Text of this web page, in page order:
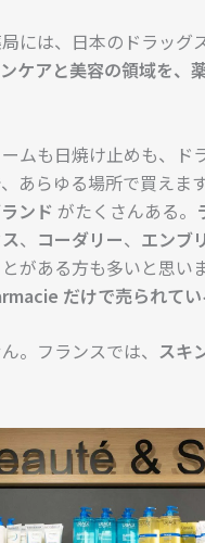
には、日本のドラッグ
ケアと美容の領域を、
ムも日焼け止めも、ド
あらゆる場所で買えま
ンド がたくさんある。
、 コーダリー、 エンブ
がある方も多いと思い
だけで売られてい
。フランスでは、 スキ